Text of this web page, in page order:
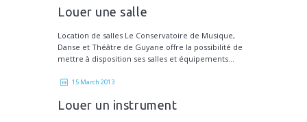
Louer une salle
Location de salles Le Conservatoire de Musique,
Danse et Théâtre de Guyane offre la possibilité de
mettre à disposition ses salles et équipements...
15 March 2013
Louer un instrument